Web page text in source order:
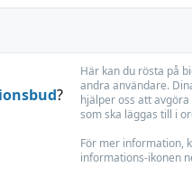
?
Här kan du rösta på
andra användare.
hjälper oss att
som ska läggas till i
För mer information,
informations-ikonen